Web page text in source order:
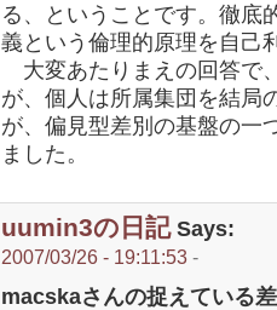
る、ということです。徹底
義という倫理的原理を自己
大変あたりまえの回答で
が、個人は所属集団を結局
が、偏見型差別の基盤の一
ました。
uumin3の日記Says:
2007/03/26 - 19:11:53 -
macskaさんの捉えている